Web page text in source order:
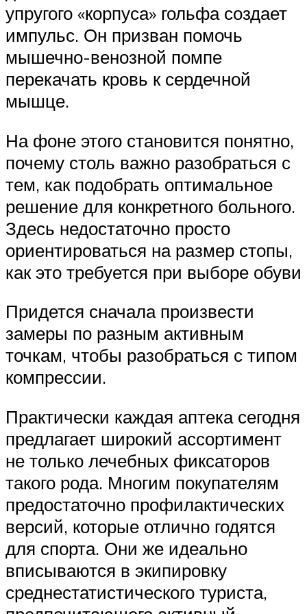
упругого «корпуса» гольфа создает
импульс. Он призван помочь
мышечно-венозной помпе
перекачать кровь к сердечной
мышце.
На фоне этого становится понятно,
почему столь важно разобраться с
тем, как подобрать оптимальное
решение для конкретного больного.
Здесь недостаточно просто
ориентироваться на размер стопы,
как это требуется при выборе обуви
Придется сначала произвести
замеры по разным активным
точкам, чтобы разобраться с типом
компрессии.
Практически каждая аптека сегодня
предлагает широкий ассортимент
не только лечебных фиксаторов
такого рода. Многим покупателям
предостаточно профилактических
версий, которые отлично годятся
для спорта. Они же идеально
вписываются в экипировку
среднестатистического туриста,